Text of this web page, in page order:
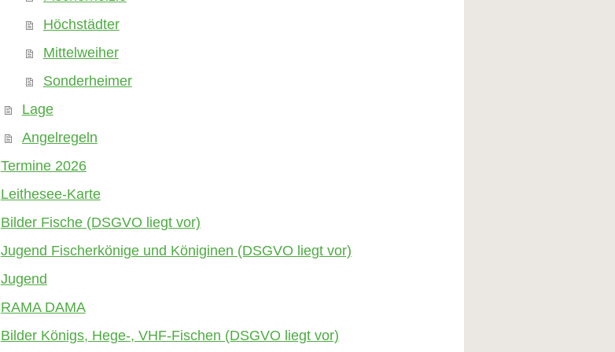
Höchstädter
Mittelweiher
Sonderheimer
Lage
Angelregeln
Termine 2026
Leithesee-Karte
Bilder Fische (DSGVO liegt vor)
Jugend Fischerkönige und Königinen (DSGVO liegt vor)
Jugend
RAMA DAMA
Bilder Königs, Hege-, VHF-Fischen (DSGVO liegt vor)